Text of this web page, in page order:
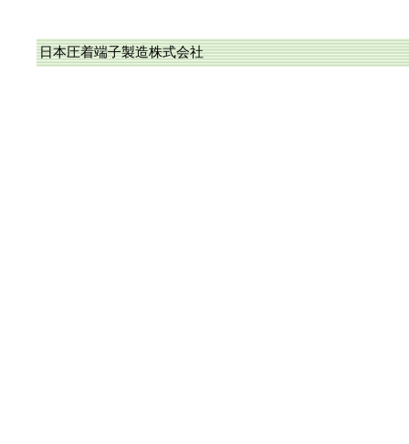
日本圧着端子製造株式会社